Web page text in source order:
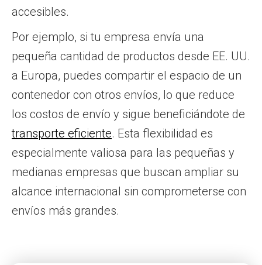
accesibles.
Por ejemplo, si tu empresa envía una
pequeña cantidad de productos desde EE. UU.
a Europa, puedes compartir el espacio de un
contenedor con otros envíos, lo que reduce
los costos de envío y sigue beneficiándote de
transporte eficiente. Esta flexibilidad es
especialmente valiosa para las pequeñas y
medianas empresas que buscan ampliar su
alcance internacional sin comprometerse con
envíos más grandes.